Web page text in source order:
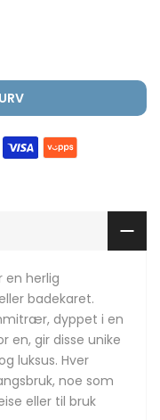
en herlig
badekaret.
dyppet i en
en, gir disse unike
luksus. Hver
noe som
eller til bruk